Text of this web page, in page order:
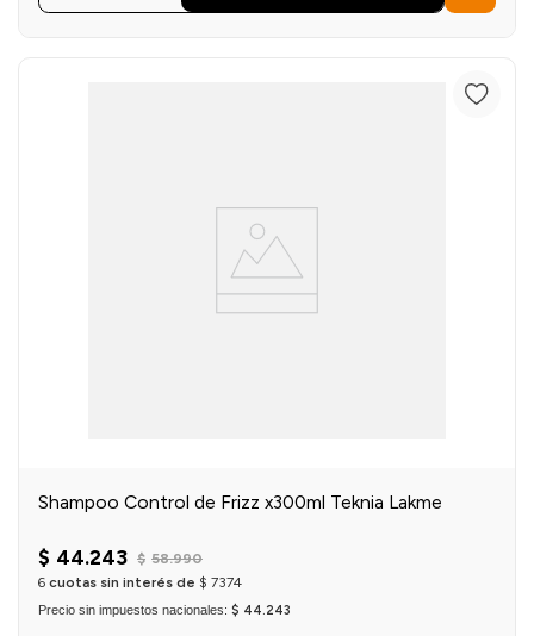
Shampoo Control de Frizz x300ml Teknia Lakme
$ 44.243 $ 58.990
6 cuotas sin interés de $ 7374
Precio sin impuestos nacionales: $ 44.243